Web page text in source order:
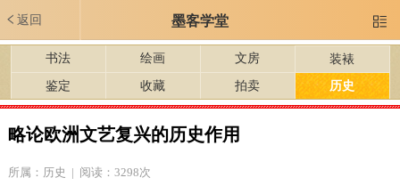
返回 墨客学堂 
书法 绘画 文房
装裱
鉴定
收藏 拍卖 历史
略论欧洲文艺复兴的历史作用
所属： 历史 | 阅读：3298次